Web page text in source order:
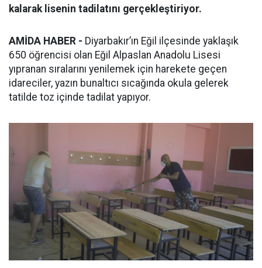
kalarak lisenin tadilatını gerçekleştiriyor.
AMİDA HABER - Diyarbakır’ın Eğil ilçesinde yaklaşık
650 öğrencisi olan Eğil Alpaslan Anadolu Lisesi
yıpranan sıralarını yenilemek için harekete geçen
idareciler, yazın bunaltıcı sıcağında okula gelerek
tatilde toz içinde tadilat yapıyor.